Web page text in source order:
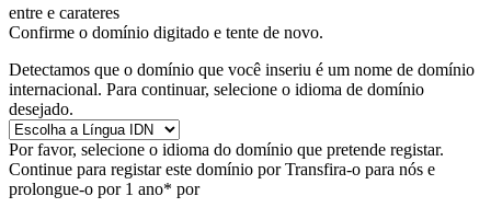
entre e carateres
Confirme o domínio digitado e tente de novo.
Detectamos que o domínio que você inseriu é um nome de domínio
internacional. Para continuar, selecione o idioma de domínio
desejado.
Por favor, selecione o idioma do domínio que pretende registar.
Continue para registar este domínio por Transfira-o para nós e
prolongue-o por 1 ano* por